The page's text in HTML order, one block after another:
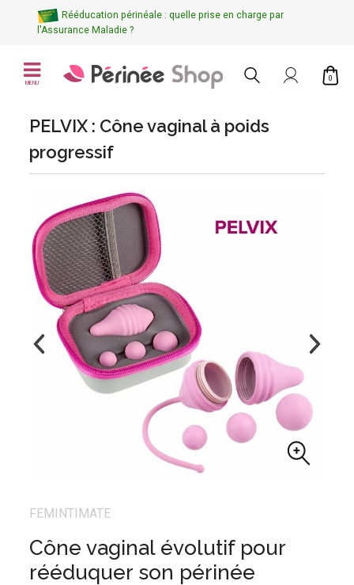
Rééducation périnéale : quelle prise en charge par
l'Assurance Maladie ?
MENU
0
PELVIX : Cône vaginal à poids
progressif
FEMINTIMATE
Cône vaginal évolutif pour
rééduquer son périnée